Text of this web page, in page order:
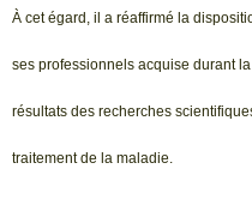
À cet égard, il a réaffirmé la
ses professionnels acquise durant
résultats des recherches
traitement de la maladie.